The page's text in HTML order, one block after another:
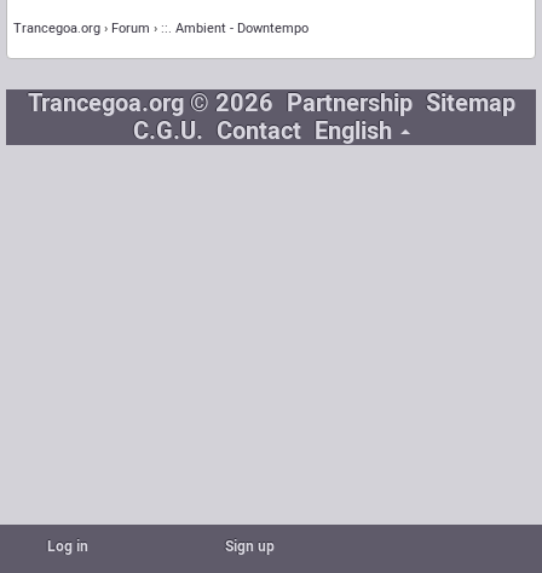
Log in Sign up
Trancegoa.org Forum ::. Ambient - Downtempo
Trancegoa.org © 2026 Partnership Sitemap
C.G.U. Contact English